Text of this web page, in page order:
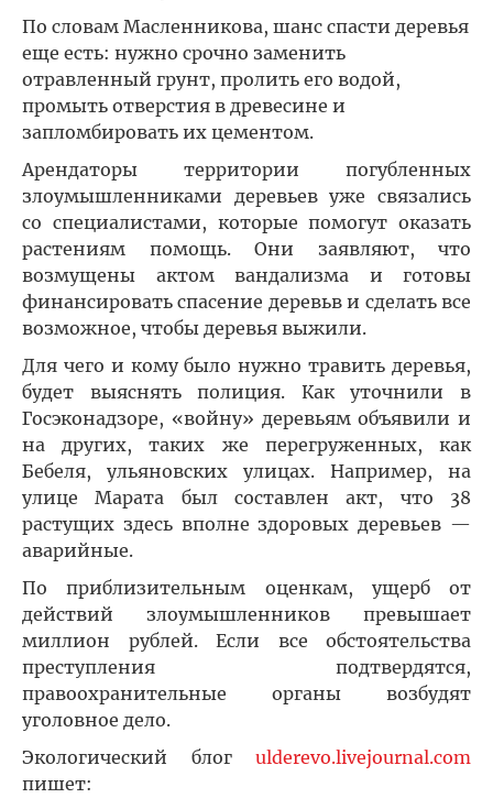
По словам Масленникова, шанс спасти деревья
еще есть: нужно срочно заменить
отравленный грунт, пролить его водой,
промыть отверстия в древесине и
запломбировать их цементом.
Арендаторы территории погубленных
злоумышленниками деревьев уже связались
со специалистами, которые помогут оказать
растениям помощь. Они заявляют, что
возмущены актом вандализма и готовы
финансировать спасение деревьв и сделать все
возможное, чтобы деревья выжили.
Для чего и кому было нужно травить деревья,
будет выяснять полиция. Как уточнили в
Госэконадзоре, «войну» деревьям объявили и
на других, таких же перегруженных, как
Бебеля, ульяновских улицах. Например, на
улице Марата был составлен акт, что 38
растущих здесь вполне здоровых деревьев —
аварийные.
По приблизительным оценкам, ущерб от
действий злоумышленников превышает
миллион рублей. Если все обстоятельства
преступления подтвердятся,
правоохранительные органы возбудят
уголовное дело.
Экологический блогulderevo.livejournal.com
пишет: